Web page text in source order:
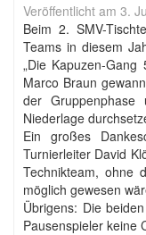
Veröffentlicht am 3.
Beim 2. SMV-
Teams in diesem
„Die Kapuzen-
Marco Braun
der
Niederlage
Ein großes
Turnierleiter David
Technikteam, ohne
möglich gewesen
Übrigens: Die
Pausenspieler keine